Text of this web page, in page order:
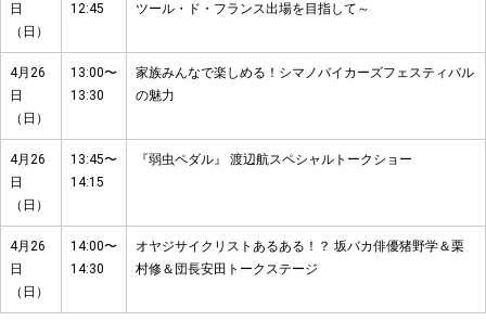
日
（日）
12:45
ツール・ド・フランス出場を目指して～
4月26
日
（日）
13:00〜
13:30
家族みんなで楽しめる！シマノバイカーズフェスティバル
の魅力
4月26
日
（日）
13:45〜
14:15
『弱虫ペダル』 渡辺航スペシャルトークショー
4月26
日
（日）
14:00〜
14:30
オヤジサイクリストあるある！？ 坂バカ俳優猪野学＆栗
村修＆団長安田トークステージ